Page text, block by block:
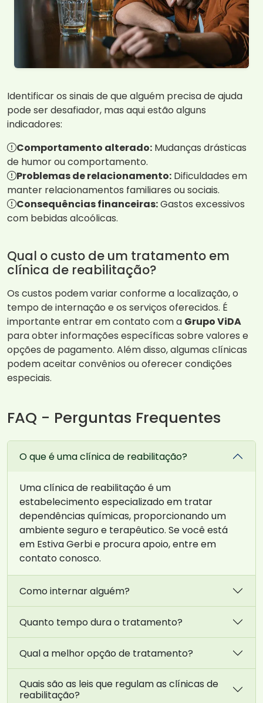
Identificar os sinais de que alguém precisa de ajuda
pode ser desafiador, mas aqui estão alguns
indicadores:
Comportamento alterado: Mudanças drásticas
de humor ou comportamento.
Problemas de relacionamento: Dificuldades em
manter relacionamentos familiares ou sociais.
Consequências financeiras:Gastos excessivos
com bebidas alcoólicas.
Qual o custo de um tratamento em
clínica de reabilitação?
Os custos podem variar conforme a localização, o
tempo de internação e os serviços oferecidos. É
importante entrar em contato com a Grupo ViDA
para obter informações específicas sobre valores e
opções de pagamento. Além disso, algumas clínicas
podem aceitar convênios ou oferecer condições
especiais.
FAQ - Perguntas Frequentes
O que é uma clínica de reabilitação?
Uma clínica de reabilitação é um
estabelecimento especializado em tratar
dependências químicas, proporcionando um
ambiente seguro e terapêutico. Se você está
em Estiva Gerbi e procura apoio, entre em
contato conosco.
Como internar alguém?
Quanto tempo dura o tratamento?
Qual a melhor opção de tratamento?
Quais são as leis que regulam as clínicas de
reabilitação?